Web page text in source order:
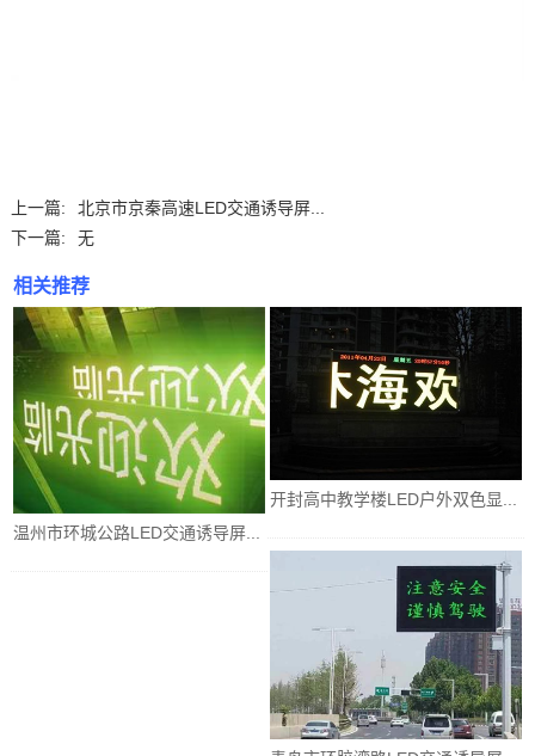
上一篇:
北京市京秦高速LED交通诱导屏...
下一篇:
无
相关推荐
温州市环城公路LED交通诱导屏...
开封高中教学楼LED户外双色显...